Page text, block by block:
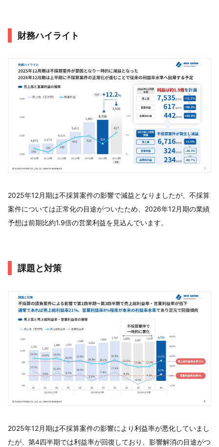
財務ハイライト
2025年12月期は不採算案件の影響で減益となりましたが、不採算
案件については正常化の目途がついたため、2026年12月期の業績
予想は前期比約1.9倍の営業利益を見込んでいます。
課題と対策
2025年12月期は不採算案件の影響により利益率が悪化していまし
たが、第4四半期では利益率が回復しており、影響解消の目途がつ